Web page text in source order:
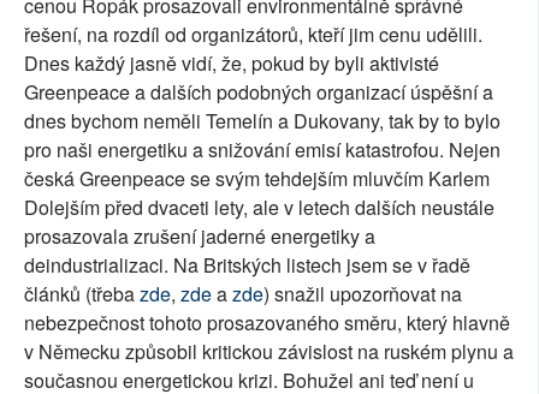
řešení, na rozdíl od organizátorů, kteří jim cenu udělili.
Dnes každý jasně vidí, že, pokud by byli aktivisté
Greenpeace a dalších podobných organizací úspěšní a
dnes bychom neměli Temelín a Dukovany, tak by to bylo
pro naši energetiku a snižování emisí katastrofou. Nejen
česká Greenpeace se svým tehdejším mluvčím Karlem
Dolejším před dvaceti lety, ale v letech dalších neustále
prosazovala zrušení jaderné energetiky a
deindustrializaci. Na Britských listech jsem se v řadě
článků (třebazde, zdeazde) snažil upozorňovat na
nebezpečnost tohoto prosazovaného směru, který hlavně
v Německu způsobil kritickou závislost na ruském plynu a
současnou energetickou krizi. Bohužel ani teď není u